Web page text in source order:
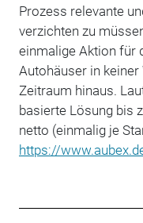
Prozess relevante
verzichten zu
einmalige Aktion für
Autohäuser in
Zeitraum hinaus.
basierte Lösung bis
netto (einmalig je
https://